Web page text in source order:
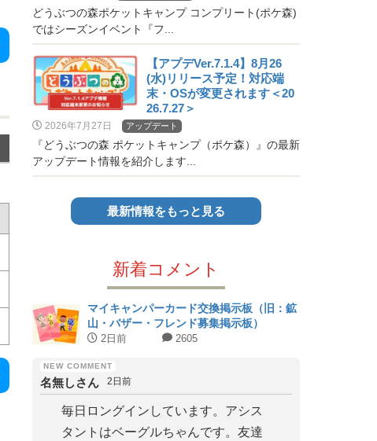
どうぶつの森ポケットキャンプ コンプリート(ポケ森)
ではシーズンイベント『フ...
【アプデVer.7.1.4】8月26
(水)リリース予定！対応端
末・OSが変更されます＜20
26.7.27＞
2026年7月27日 アップデート
『どうぶつの森 ポケットキャンプ（ポケ森）』の最新
アップデート情報を紹介します...
最新情報をもっと見る
新着コメント
マイキャンパーカード交換掲示板（旧：鉱
山・バザー・フレンド募集掲示板）
2日前 2605
名無しさん 2日前
毎日ロングインしています。アシス
タントはベーグルちゃんです。友達